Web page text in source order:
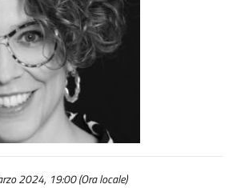
2024, 19:00 (Ora locale)